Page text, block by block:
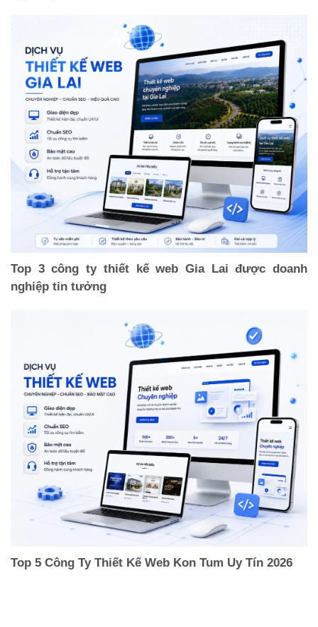
Top 3 công ty thiết kế web Gia Lai được doanh
nghiệp tin tưởng
Top 5 Công Ty Thiết Kế Web Kon Tum Uy Tín 2026